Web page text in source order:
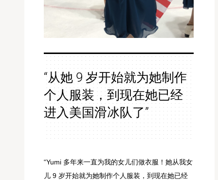
“从她 9 岁开始就为她制作
个人服装，到现在她已经
进入美国滑冰队了”
“Yumi 多年来一直为我的女儿们做衣服！她从我女
儿 9 岁开始就为她制作个人服装，到现在她已经